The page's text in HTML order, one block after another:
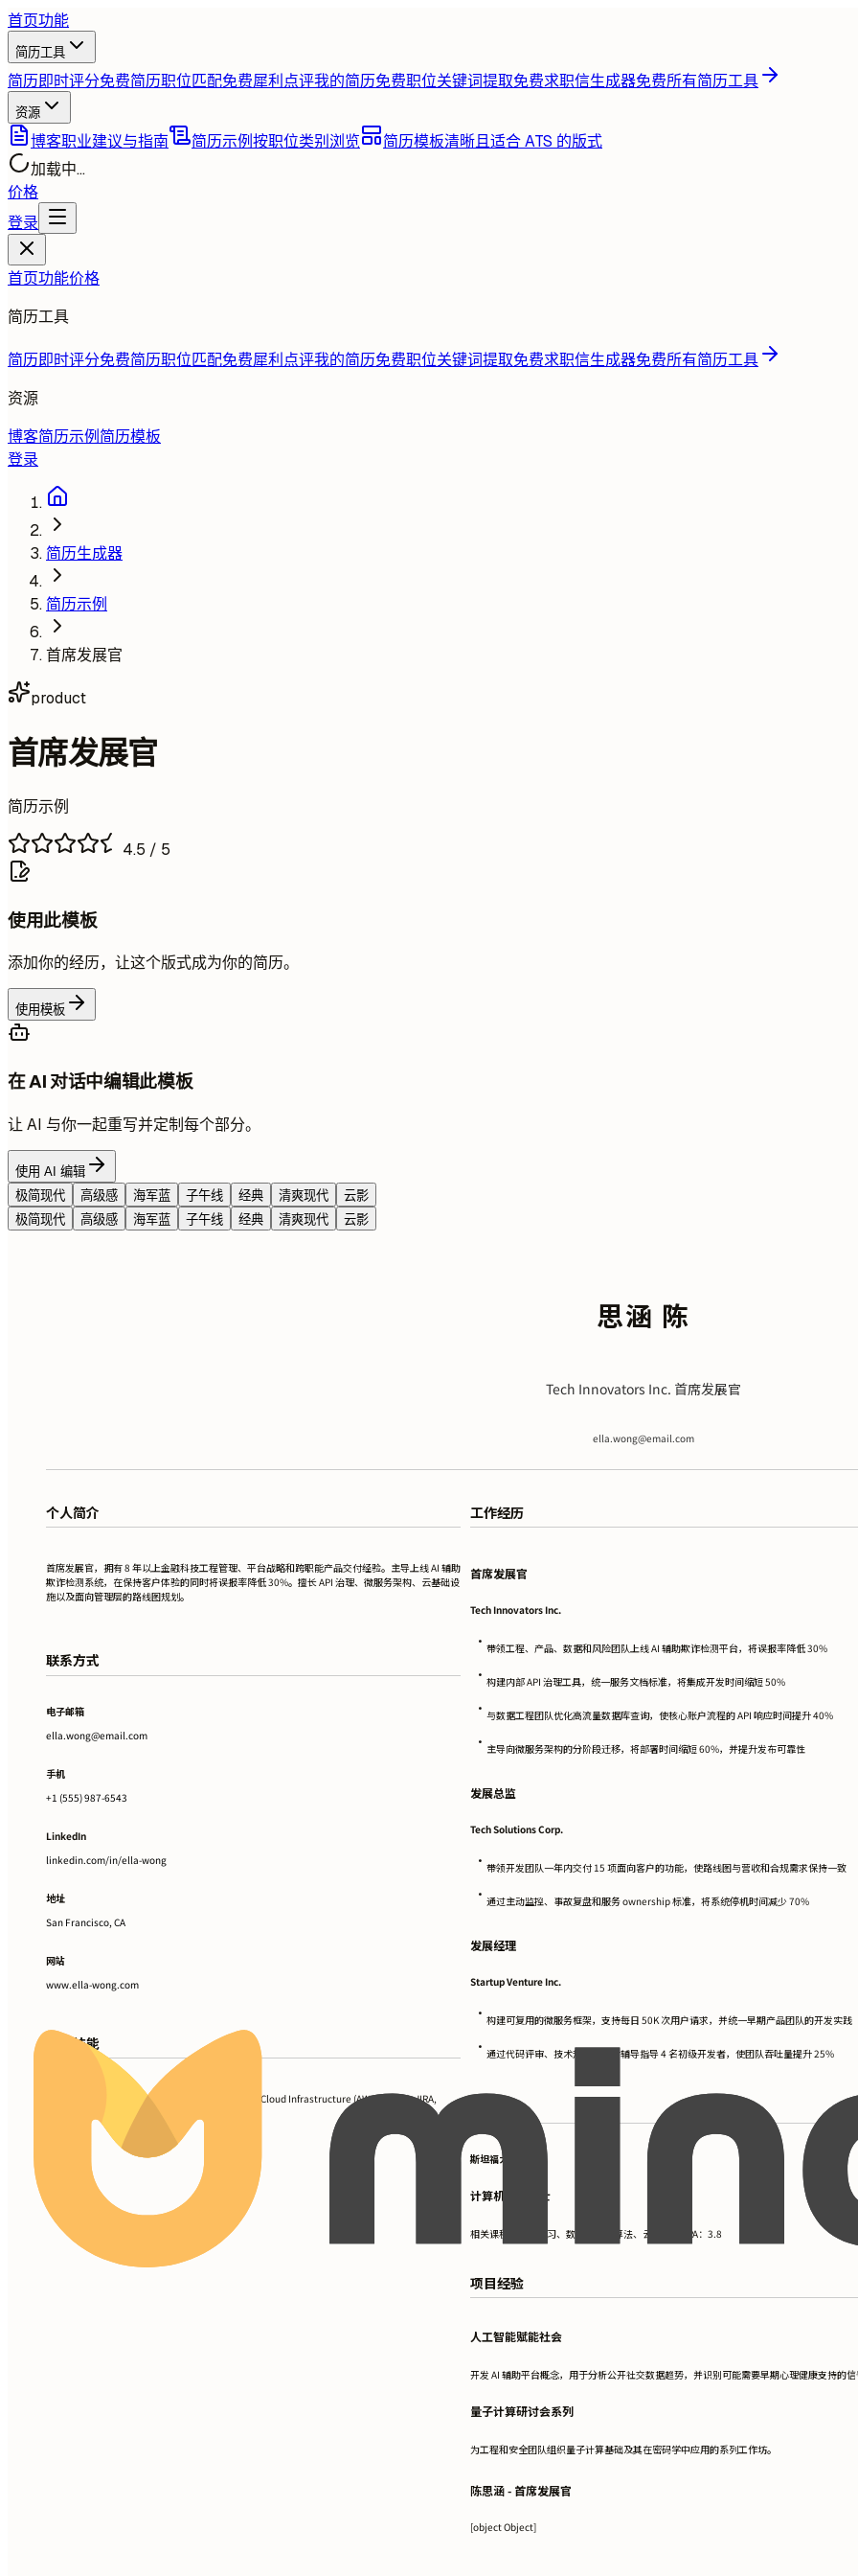
首页功能
简历工具
简历即时评分免费简历职位匹配免费犀利点评我的简历免费职位关键词提取免费求职信生成器免费所有简历工具
资源
博客职业建议与指南 简历示例按职位类别浏览 简历模板清晰且适合 ATS 的版式
加载中...
价格
登录
首页功能价格
简历工具
简历即时评分免费简历职位匹配免费犀利点评我的简历免费职位关键词提取免费求职信生成器免费所有简历工具
资源
博客简历示例 简历模板
登录
简历生成器
简历示例
首席发展官
product
首席发展官
简历示例
4.5 / 5
使用此模板
添加你的经历，让这个版式成为你的简历。
使用模板
在 AI 对话中编辑此模板
让 AI 与你一起重写并定制每个部分。
使用 AI 编辑
极简现代
高级感 海军蓝 子午线 经典 清爽现代
云影
极简现代
高级感 海军蓝 子午线 经典 清爽现代 云影
思涵 陈
Tech Innovators Inc. 首席发展官
ella.wong@email.com
个人简介
首席发展官，拥有 8 年以上金融科技工程管理、平台战略和跨职能产品交付经验。主导上线 AI 辅助
欺诈检测系统，在保持客户体验的同时将误报率降低 30%。擅长 API 治理、微服务架构、云基础设
施以及面向管理层的路线图规划。
联系方式
电子邮箱
ella.wong@email.com
手机
+1 (555) 987-6543
LinkedIn
linkedin.com/in/ella-wong
地址
San Francisco, CA
网站
www.ella-wong.com
专业技能
Python, JavaScript, Microservices Architecture, Cloud Infrastructure (AWS, Azure), JIRA,
Asana, API Management, TensorFlow
工作经历
首席发展官
Tech Innovators Inc.
• 带领工程、产品、数据和风险团队上线 AI 辅助欺诈检测平台，将误报率降低 30%
• 构建内部 API 治理工具，统一服务文档标准，将集成开发时间缩短 50%
• 与数据工程团队优化高流量数据库查询，使核心账户流程的 API 响应时间提升 40%
• 主导向微服务架构的分阶段迁移，将部署时间缩短 60%，并提升发布可靠性
发展总监
Tech Solutions Corp.
• 带领开发团队一年内交付 15 项面向客户的功能，使路线图与营收和合规需求保持一致
• 通过主动监控、事故复盘和服务 ownership 标准，将系统停机时间减少 70%
发展经理
Startup Venture Inc.
• 构建可复用的微服务框架，支持每日 50K 次用户请求，并统一早期产品团队的开发实践
• 通过代码评审、技术规划和交付辅导指导 4 名初级开发者，使团队吞吐量提升 25%
教育背景
斯坦福大学
计算机科学硕士
相关课程：机器学习、数据结构与算法、云计算。GPA：3.8
项目经验
人工智能赋能社会
开发 AI 辅助平台概念，用于分析公开社交数据趋势，并识别可能需要早期心理健康支持的信
量子计算研讨会系列
为工程和安全团队组织量子计算基础及其在密码学中应用的系列工作坊。
陈思涵 - 首席发展官
[object Object]